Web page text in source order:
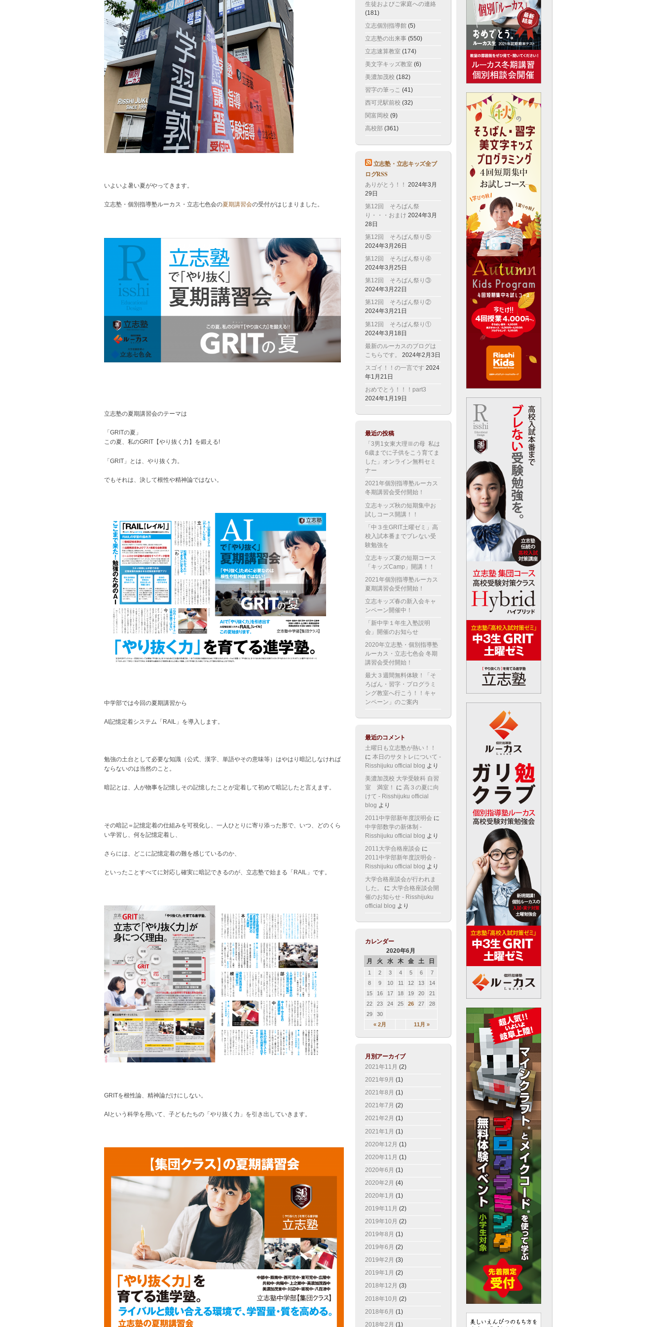
いよいよ暑い夏がやってきます。
立志塾・個別指導塾ルーカス・立志七色会の夏期講習会の受付がはじまりました。
立志塾の夏期講習会のテーマは
「GRITの夏」
この夏、私のGRIT【やり抜く力】を鍛える!
「GRIT」とは、やり抜く力。
でもそれは、決して根性や精神論ではない。
中学部では今回の夏期講習から
AI記憶定着システム「RAIL」を導入します。
勉強の土台として必要な知識（公式、漢字、単語やその意味等）はやはり暗記しなければ
ならないのは当然のこと。
暗記とは、人が物事を記憶しその記憶したことが定着して初めて暗記したと言えます。
その暗記＝記憶定着の仕組みを可視化し、一人ひとりに寄り添った形で、いつ、どのくら
い学習し、何を記憶定着し、
さらには、どこに記憶定着の難を感じているのか、
といったことすべてに対応し確実に暗記できるのが、立志塾で始まる「RAIL」です。
GRITを根性論、精神論だけにしない。
AIという科学を用いて、子どもたちの「やり抜く力」を引き出していきます。
生徒およびご家庭への連絡
(181)
立志個別指導館 (5)
立志塾の出来事 (550)
立志速算教室 (174)
美文字キッズ教室 (6)
美濃加茂校 (182)
習字の筆っこ (41)
西可児駅前校 (32)
関富岡校 (9)
高校部 (361)
立志塾・立志キッズ全ブ
ログRSS
ありがとう！！ 2024年3月
29日
第12回 そろばん祭
り・・・おまけ 2024年3月
28日
第12回 そろばん祭り⑤
2024年3月26日
第12回 そろばん祭り④
2024年3月25日
第12回 そろばん祭り③
2024年3月22日
第12回 そろばん祭り②
2024年3月21日
第12回 そろばん祭り①
2024年3月18日
最新のルーカスのブログは
こちらです。
2024年2月3日
スゴイ！！の一言です 2024
年1月21日
おめでとう！！！part3
2024年1月19日
最近の投稿
「3男1女東大理Ⅲの母 私は
6歳までに子供をこう育てま
した」オンライン無料セミ
ナー
2021年個別指導塾ルーカス
冬期講習会受付開始！
立志キッズ秋の短期集中お
試しコース開講！！
「中３生GRIT土曜ゼミ」高
校入試本番までブレない受
験勉強を
立志キッズ夏の短期コース
「キッズCamp」開講！！
2021年個別指導塾ルーカス
夏期講習会受付開始！
立志キッズ春の新入会キャ
ンペーン開催中！
「新中学１年生入塾説明
会」開催のお知らせ
2020年立志塾・個別指導塾
ルーカス・立志七色会 冬期
講習会受付開始！
最大３週間無料体験！「そ
ろばん・習字・プログラミ
ング教室へ行こう！！キャ
ンペーン」のご案内
最近のコメント
土曜日も立志塾が熱い！！
に 本日のサタトレについて -
Risshijuku official blog より
美濃加茂校 大学受験科 自習
室 満室！
に 高３の夏に向
けて - Risshijuku official
blog より
2011中学部新年度説明会 に
中学部数学の新体制 -
Risshijuku official blog より
2011大学合格座談会 に
2011中学部新年度説明会 -
Risshijuku official blog より
大学合格座談会が行われま
した。
に 大学合格座談会開
催のお知らせ - Risshijuku
official blog より
カレンダー
2020年6月
月
火 水 木 金 土 日
« 2月 11月 »
1 2 3 4 5 6
7
8
9 10 11 12 13
14
15
16 17 18 19 20
21
22
23 24 25 26 27
28
29
30
月別アーカイブ
2021年11月 (2)
2021年9月 (1)
2021年8月 (1)
2021年7月 (2)
2021年2月 (1)
2021年1月 (1)
2020年12月 (1)
2020年11月 (1)
2020年6月 (1)
2020年2月 (4)
2020年1月 (1)
2019年11月 (2)
2019年10月 (2)
2019年8月 (1)
2019年6月 (2)
2019年2月 (3)
2019年1月 (2)
2018年12月 (3)
2018年10月 (2)
2018年6月 (1)
2018年2月 (1)